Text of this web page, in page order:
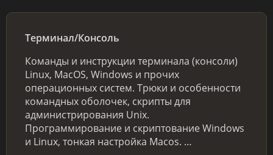
Терминал/Консоль
Команды и инструкции терминала (консоли)
Linux, MacOS, Windows и прочих
операционных систем. Трюки и особенности
командных оболочек, скрипты для
администрирования Unix.
Программирование и скриптование Windows
и Linux, тонкая настройка Macos. …